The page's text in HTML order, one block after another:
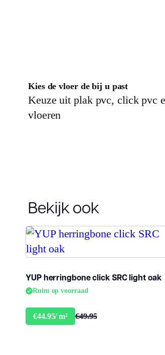
Kies de vloer de bij u past
Keuze uit plak pvc, click pvc
vloeren
Bekijk ook
YUP herringbone click SRC light oak
Ruim op voorraad
€44.95/ m² €49.95